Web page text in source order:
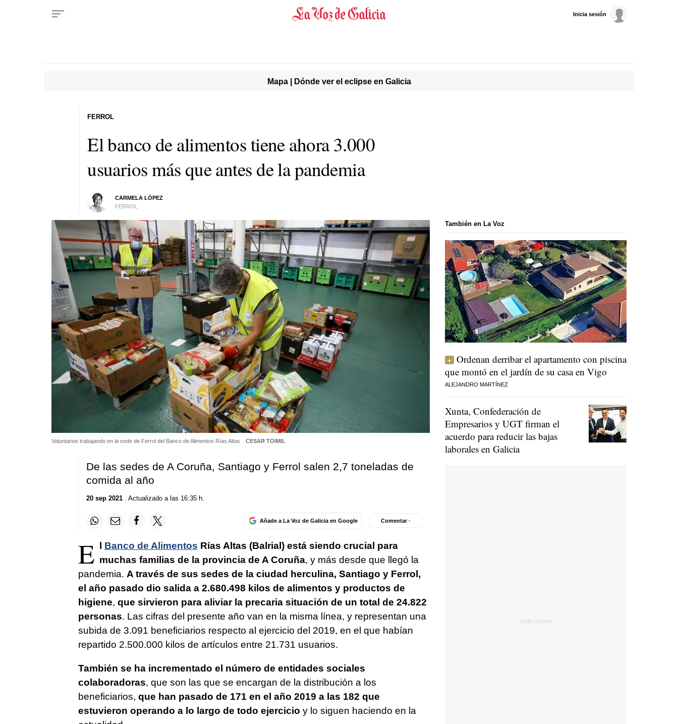
Inicia sesión
Mapa | Dónde ver el eclipse en Galicia
El banco de alimentos tiene ahora 3.000
usuarios más que antes de la pandemia
CARMELA LÓPEZ
FERROL
FERROL
Voluntarios trabajando en la sede de Ferrol del Banco de Alimentos Rías Altas CESAR TOIMIL
De las sedes de A Coruña, Santiago y Ferrol salen 2,7 toneladas de
comida al año
20 sep 2021. Actualizado a las 16:35 h.
Añade a La Voz de Galicia en Google Comentar ·
E Banco de Alimentos Rías Altas (Balrial) está siendo crucial para
muchas familias de la provincia de A Coruña, y más desde que llegó la
pandemia. A través de sus sedes de la ciudad herculina, Santiago y Ferrol,
el año pasado dio salida a 2.680.498 kilos de alimentos y productos de
higiene, que sirvieron para aliviar la precaria situación de un total de 24.822
personas. Las cifras del presente año van en la misma línea, y representan una
subida de 3.091 beneficiarios respecto al ejercicio del 2019, en el que habían
repartido 2.500.000 kilos de artículos entre 21.731 usuarios.
También se ha incrementado el número de entidades sociales
colaboradoras, que son las que se encargan de la distribución a los
beneficiarios, que han pasado de 171 en el año 2019 a las 182 que
estuvieron operando a lo largo de todo ejercicio y lo siguen haciendo en la
También en La Voz
Ordenan derribar el apartamento con piscina
que montó en el jardín de su casa en Vigo
ALEJANDRO MARTÍNEZ
Xunta, Confederación de
Empresarios y UGT firman el
acuerdo para reducir las bajas
laborales en Galicia